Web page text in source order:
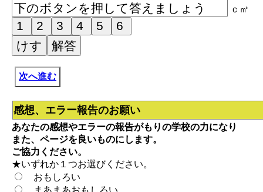
ｃ㎡
次へ進む
感想、エラー報告のお願い
あなたの感想やエラーの報告がもりの学校の力になり
また、ページを良いものにします。
ご協力ください。
★いずれか１つお選びください。
おもしろい
まあまあおもしろい